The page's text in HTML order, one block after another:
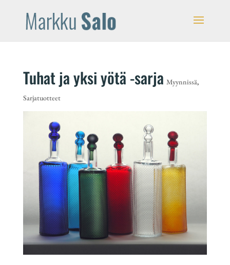
Tuhat ja yksi yötä -sarja Myynnissä,
Sarjatuotteet